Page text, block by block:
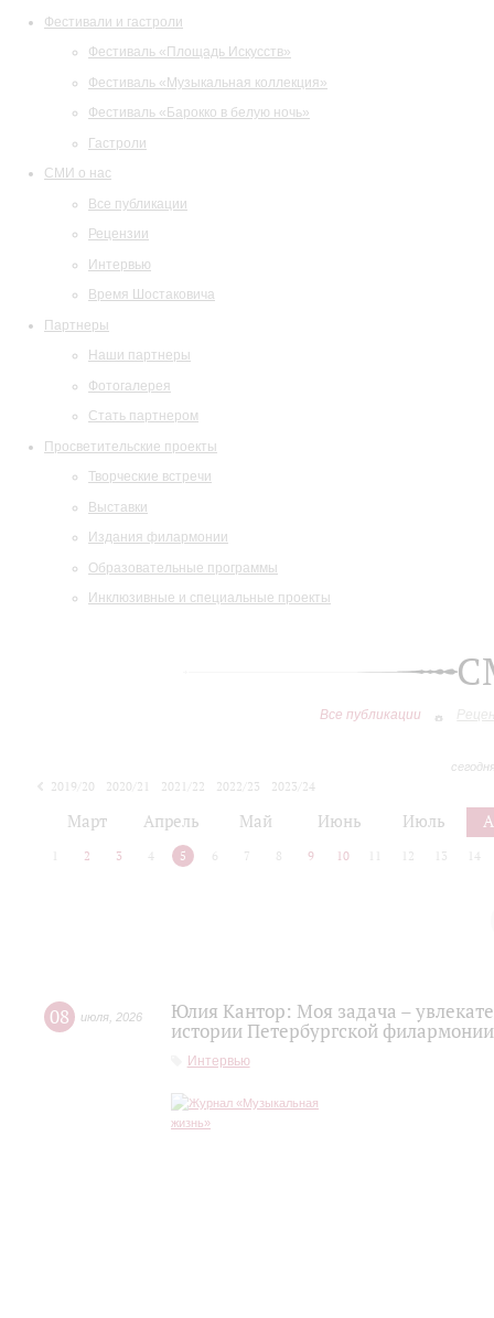
Фестивали и гастроли
Фестиваль «Площадь Искусств»
Фестиваль «Музыкальная коллекция»
Фестиваль «Барокко в белую ночь»
Гастроли
СМИ о нас
Все публикации
Рецензии
Интервью
Время Шостаковича
Партнеры
Наши партнеры
Фотогалерея
Стать партнером
Просветительские проекты
Творческие встречи
Выставки
Издания филармонии
Образовательные программы
Инклюзивные и специальные проекты
Все публикации
2019/20 2020/21 2021/22 2022/23
2023/24
Март Апрель Май Июнь Июль
2 3 4 5 6 7 8 9 10 12 13 14
08 июля 2026
Юлия Кантор: Моя задача –
истории Петербургской
Интервью